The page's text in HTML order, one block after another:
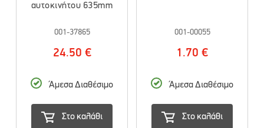
αυτοκινήτου 635mm
001-37865
24.50 €
Άμεσα Διαθέσιμο
Στο καλάθι
001-00055
1.70 €
Άμεσα Διαθέσιμο
Στο καλάθι